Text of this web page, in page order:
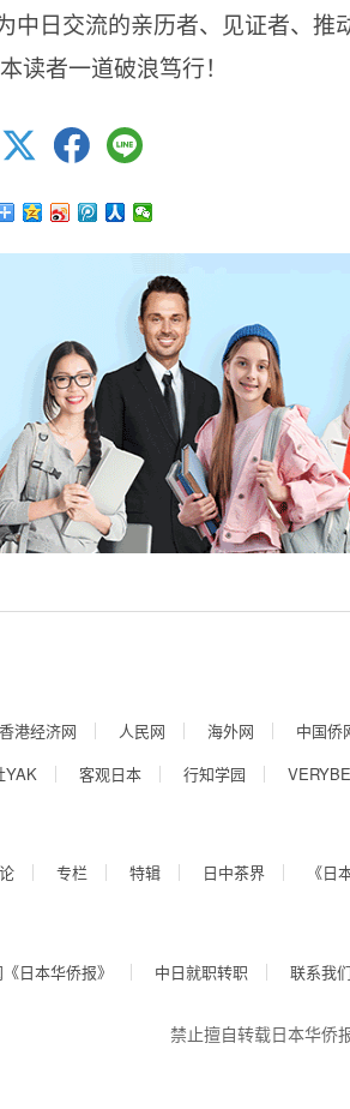
中日交流的亲历者、见证者、推
读者一道破浪笃行！
香港经济网 人民网 海外网 中国侨
YAK 客观日本 行知学园
专栏 特辑 日中茶界 《日
日本华侨报》 中日就职转职 联系我们
禁止擅自转载日本华侨